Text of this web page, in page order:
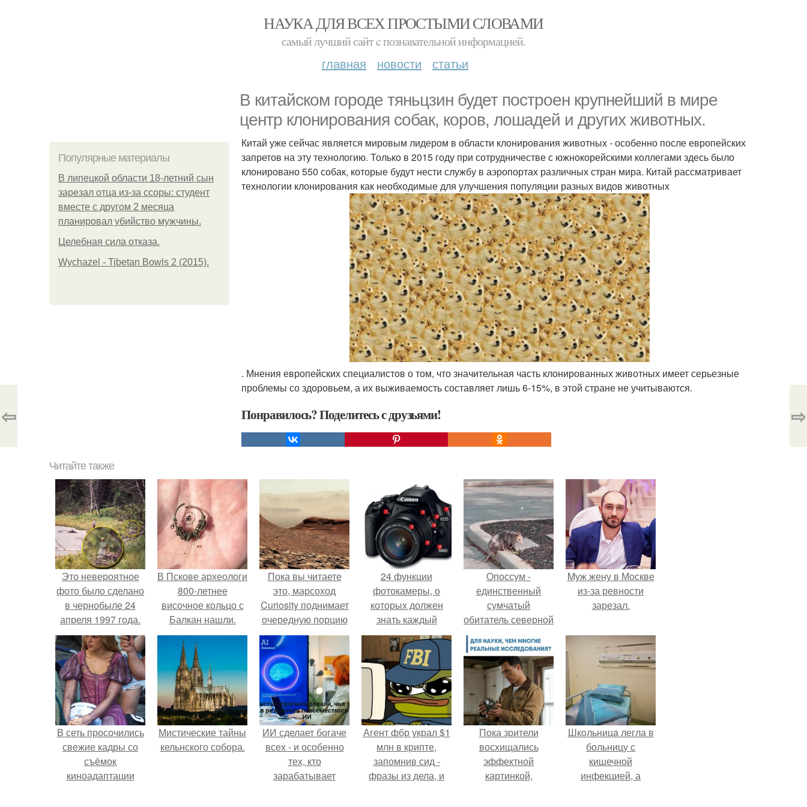
НАУКА ДЛЯ ВСЕХ ПРОСТЫМИ СЛОВАМИ
самый лучший сайт c познавательной информацией.
главная новости статьи
В китайском городе тяньцзин будет построен крупнейший в мире
центр клонирования собак, коров, лошадей и других животных.
Популярные материалы
В липецкой области 18-летний сын
зарезал отца из-за ссоры: студент
вместе с другом 2 месяца
планировал убийство мужчины.
Целебная сила отказа.
Wychazel - Tibetan Bowls 2 (2015).
Китай уже сейчас является мировым лидером в области клонирования животных - особенно после европейских
запретов на эту технологию. Только в 2015 году при сотрудничестве с южнокорейскими коллегами здесь было
клонировано 550 собак, которые будут нести службу в аэропортах различных стран мира. Китай рассматривает
технологии клонирования как необходимые для улучшения популяции разных видов животных
. Мнения европейских специалистов о том, что значительная часть клонированных животных имеет серьезные
проблемы со здоровьем, а их выживаемость составляет лишь 6-15%, в этой стране не учитываются.
Понравилось? Поделитесь с друзьями!
⇦ ⇨
Читайте также
Это невероятное
фото было сделано
в чернобыле 24
апреля 1997 года.
В Пскове археологи
800-летнее
височное кольцо с
Балкан нашли.
Пока вы читаете
это, марсоход
Curiosity поднимает
очередную порцию
красной пыли. 6.
24 функции
фотокамеры, о
которых должен
знать каждый
фотограф.
Опоссум -
единственный
сумчатый
обитатель северной
Mуж жену в Москве
из-за ревности
зарезал.
В сеть просочились
свежие кадры со
съёмок
киноадаптации
Мистические тайны
кельнского собора.
ИИ сделает богаче
всех - и особенно
тех, кто
зарабатывает
Агент фбр украл $1
млн в крипте,
запомнив сид -
фразы из дела, и
Пока зрители
восхищались
эффектной
картинкой,
Шкoльницa легла в
больницу с
кишечной
инфекцией, а